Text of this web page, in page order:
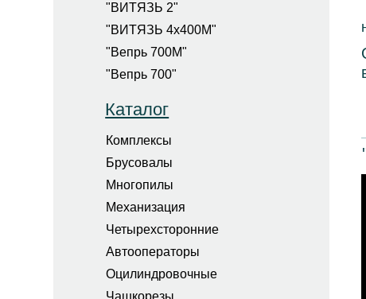
"ВИТЯЗЬ 2"
"ВИТЯЗЬ 4х400М"
"Вепрь 700М"
"Вепрь 700"
Каталог
Комплексы
Брусовалы
Многопилы
Механизация
Четырехсторонние
Автооператоры
Оцилиндровочные
Чашкорезы